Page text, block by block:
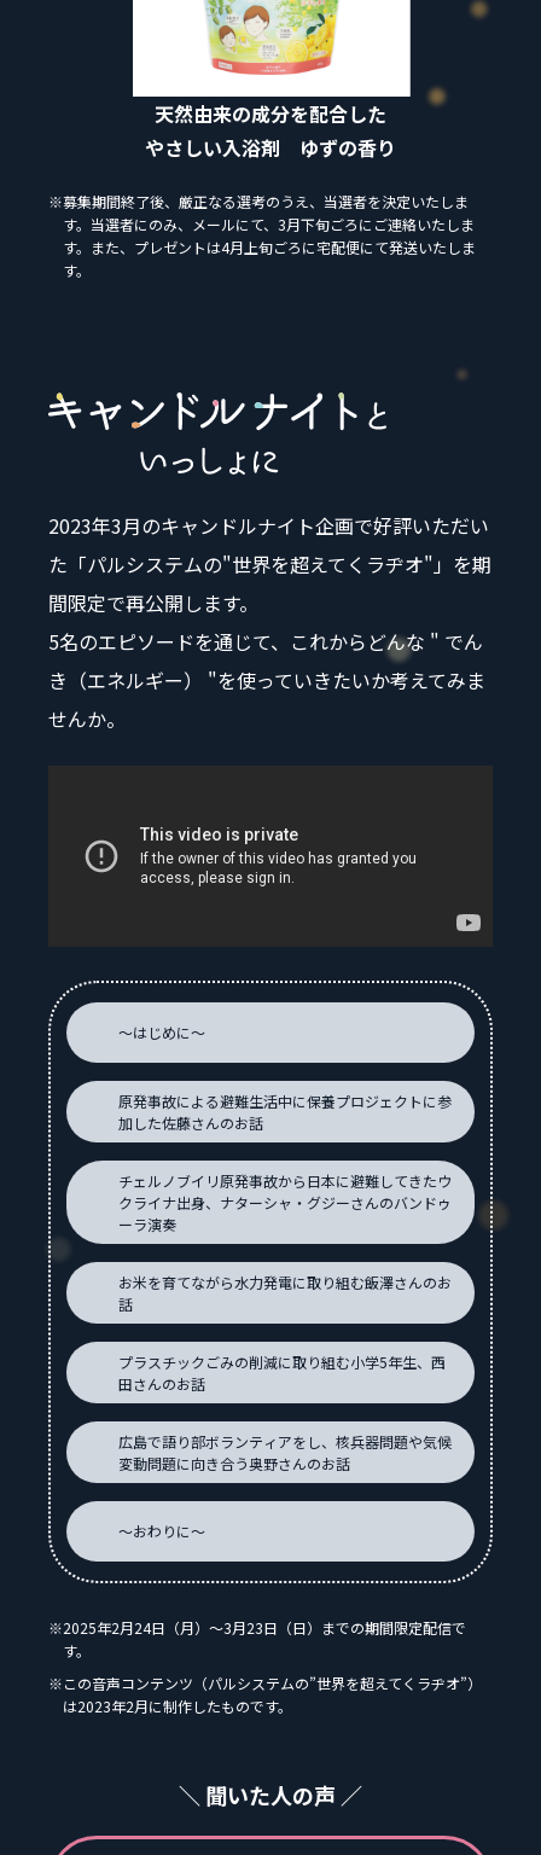
天然由来の成分を配合した
やさしい入浴剤 ゆずの香り
※募集期間終了後、厳正なる選考のうえ、当選者を決定いたしま
す。当選者にのみ、メールにて、3月下旬ごろにご連絡いたしま
す。また、プレゼントは4月上旬ごろに宅配便にて発送いたしま
す。
2023年3月のキャンドルナイト企画で好評いただい
た「パルシステムの"世界を超えてくラヂオ"」を期
間限定で再公開します。
5名のエピソードを通じて、これからどんな " でん
き（エネルギー） "を使っていきたいか考えてみま
せんか。
～はじめに～
原発事故による避難生活中に保養プロジェクトに参
加した佐藤さんのお話
チェルノブイリ原発事故から日本に避難してきたウ
クライナ出身、ナターシャ・グジーさんのバンドゥ
ーラ演奏
お米を育てながら水力発電に取り組む飯澤さんのお
話
プラスチックごみの削減に取り組む小学5年生、西
田さんのお話
広島で語り部ボランティアをし、核兵器問題や気候
変動問題に向き合う奥野さんのお話
～おわりに～
※2025年2月24日（月）～3月23日（日）までの期間限定配信で
す。
※この音声コンテンツ（パルシステムの”世界を超えてくラヂオ”）
は2023年2月に制作したものです。
＼ 聞いた人の声 ／